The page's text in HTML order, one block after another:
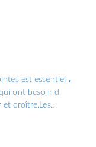
ont besoin d